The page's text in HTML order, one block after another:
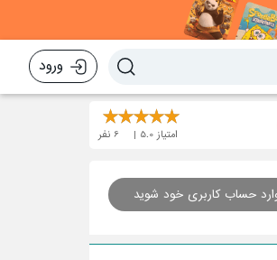
ورود
امتیاز 5.0
6 نفر
حساب کاربری خود شوید